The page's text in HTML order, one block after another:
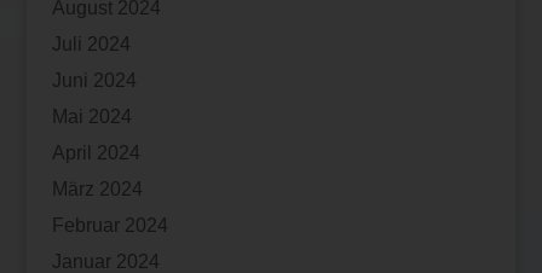
August 2024
Juli 2024
Juni 2024
Mai 2024
April 2024
März 2024
Februar 2024
Januar 2024